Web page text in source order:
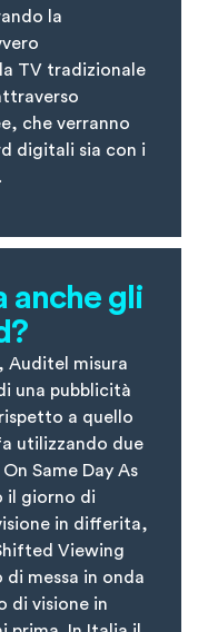
la
TV tradizionale
che verranno
digitali sia con i
anche gli
Auditel misura
una pubblicità
a quello
utilizzando due
Same Day As
il giorno di
in differita,
Viewing
messa in onda
di visione in